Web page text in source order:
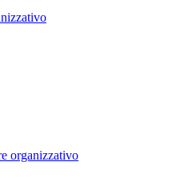
organizzativo